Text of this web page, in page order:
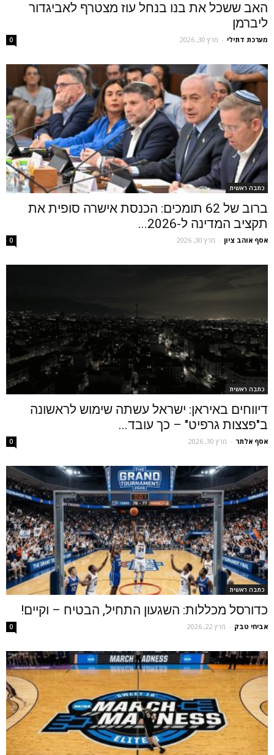
האב ששכל את בנו בנחל עוז מצטרף לאביגדור
ליברמן
מערכת דתילי - מרץ 30, 2026 0
כתבה ראשית
ברוב של 62 תומכים: הכנסת אישרה סופית את
תקציב המדינה ל-2026...
אסף אוהב ציון - מרץ 30, 2026 0
כתבה ראשית
דיווחים באיראן: ישראל עשתה שימוש לראשונה
ב"פצצות גרפיט" – כך עובד...
אסף אלתר - מרץ 30, 2026 0
כתבה ראשית
כדורסל מכללות: השגעון התחיל, הבטיח – וקיים!
אביחי טבק - מרץ 22, 2026 0